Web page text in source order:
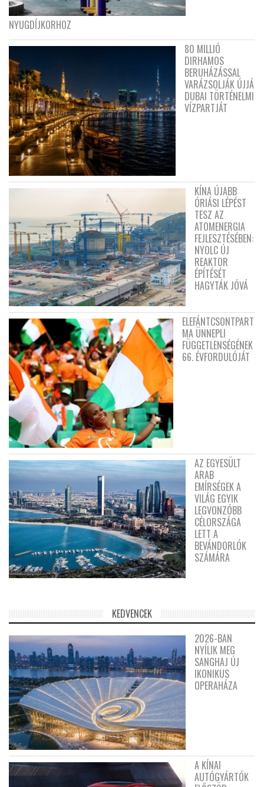
NYUGDÍJKORHOZ
80 MILLIÓ
DIRHAMOS
BERUHÁZÁSSAL
VARÁZSOLJÁK ÚJJÁ
DUBAI TÖRTÉNELMI
VÍZPARTJÁT
KÍNA ÚJABB
ÓRIÁSI LÉPÉST
TESZ AZ
ATOMENERGIA
FEJLESZTÉSÉBEN:
NYOLC ÚJ
REAKTOR
ÉPÍTÉSÉT
HAGYTÁK JÓVÁ
ELEFÁNTCSONTPART
MA ÜNNEPLI
FÜGGETLENSÉGÉNEK
66. ÉVFORDULÓJÁT
AZ EGYESÜLT
ARAB
EMÍRSÉGEK A
VILÁG EGYIK
LEGVONZÓBB
CÉLORSZÁGA
LETT A
BEVÁNDORLÓK
SZÁMÁRA
KEDVENCEK
2026-BAN
NYÍLIK MEG
SANGHAJ ÚJ
IKONIKUS
OPERAHÁZA
A KÍNAI
AUTÓGYÁRTÓK